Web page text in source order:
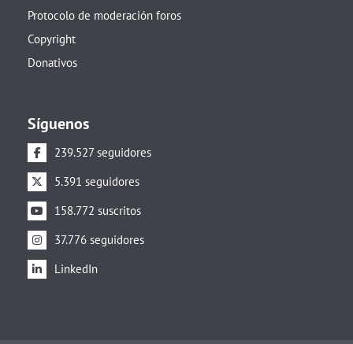
Protocolo de moderación foros
Copyright
Donativos
Síguenos
239.527 seguidores
5.391 seguidores
158.772 suscritos
37.776 seguidores
LinkedIn